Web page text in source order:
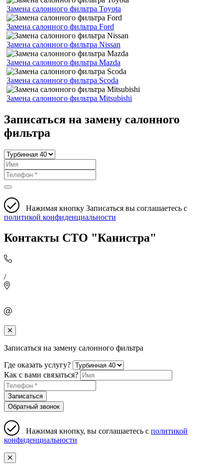
Замена салонного фильтра Toyota
Замена салонного фильтра Ford
Замена салонного фильтра Nissan
Замена салонного фильтра Mazda
Замена салонного фильтра Scoda
Замена салонного фильтра Mitsubishi
Записаться на замену салонного
фильтра
Нажимая кнопку Записаться вы соглашаетесь с
политикой конфиденциальности
Контакты СТО "Канистра"
/
Записаться на замену салонного фильтра
Где оказать услугу?
Как с вами связаться?
Записаться
Обратный звонок
Нажимая кнопку, вы соглашаетесь с политикой
конфиденциальности